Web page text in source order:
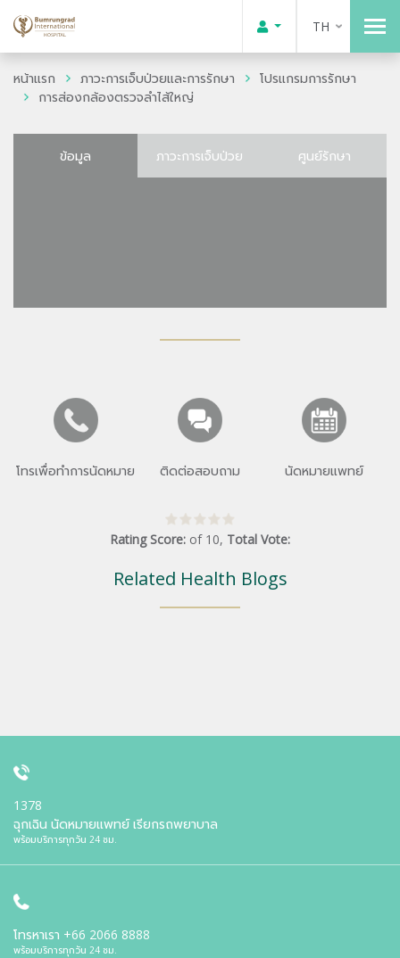
TH
หน้าแรก ภาวะการเจ็บป่วยและการรักษา
โปรแกรมการรักษา
การส่องกล้องตรวจลำไส้ใหญ่
ข้อมูล ภาวะการเจ็บป่วย ศูนย์รักษา
โทรเพื่อทำการนัดหมาย ติดต่อสอบถาม นัดหมายแพทย์
Rating Score: of 10, Total Vote:
Related Health Blogs
1378
ฉุกเฉิน นัดหมายแพทย์ เรียกรถพยาบาล
พร้อมบริการทุกวัน 24 ชม.
โทรหาเรา +66 2066 8888
พร้อมบริการทุกวัน 24 ชม.